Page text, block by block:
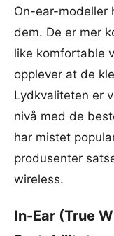
On-ear-modeller
dem. De er mer
like komfortable
opplever at de
Lydkvaliteten er
nivå med de
har mistet
produsenter
wireless.
In-Ear (True